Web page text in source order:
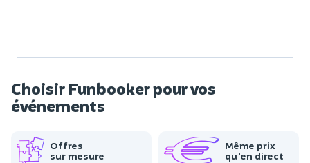
Choisir Funbooker pour vos
événements
Offres
sur mesure
Même prix
qu'en direct